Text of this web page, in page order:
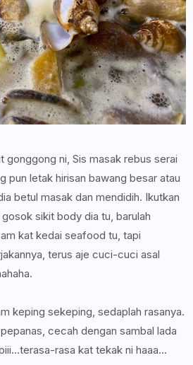
gonggong ni, Sis masak rebus serai
pun letak hirisan bawang besar atau
betul masak dan mendidih. Ikutkan
sikit body dia tu, barulah
kat kedai seafood tu, tapi
terus aje cuci-cuci asal
keping sekeping, sedaplah rasanya.
cecah dengan sambal lada
rasa kat tekak ni haaa...